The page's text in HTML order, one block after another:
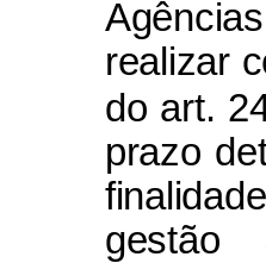
realizar
do art.
prazo
gestão